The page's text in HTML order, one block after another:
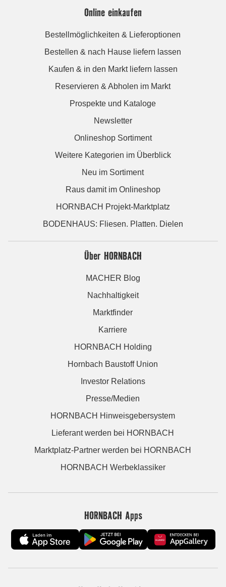
Online einkaufen
Bestellmöglichkeiten & Lieferoptionen
Bestellen & nach Hause liefern lassen
Kaufen & in den Markt liefern lassen
Reservieren & Abholen im Markt
Prospekte und Kataloge
Newsletter
Onlineshop Sortiment
Weitere Kategorien im Überblick
Neu im Sortiment
Raus damit im Onlineshop
HORNBACH Projekt-Marktplatz
BODENHAUS: Fliesen. Platten. Dielen
Über HORNBACH
MACHER Blog
Nachhaltigkeit
Marktfinder
Karriere
HORNBACH Holding
Hornbach Baustoff Union
Investor Relations
Presse/Medien
HORNBACH Hinweisgebersystem
Lieferant werden bei HORNBACH
Marktplatz-Partner werden bei HORNBACH
HORNBACH Werbeklassiker
HORNBACH Apps